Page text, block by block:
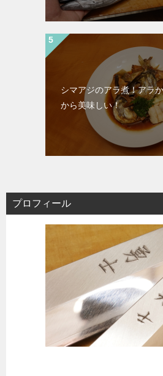
シマアジのアラ煮！アラ
から美味しい！
プロフィール